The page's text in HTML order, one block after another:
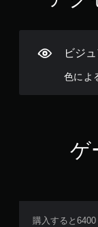
ビジ
色によ
ゲ
購入すると